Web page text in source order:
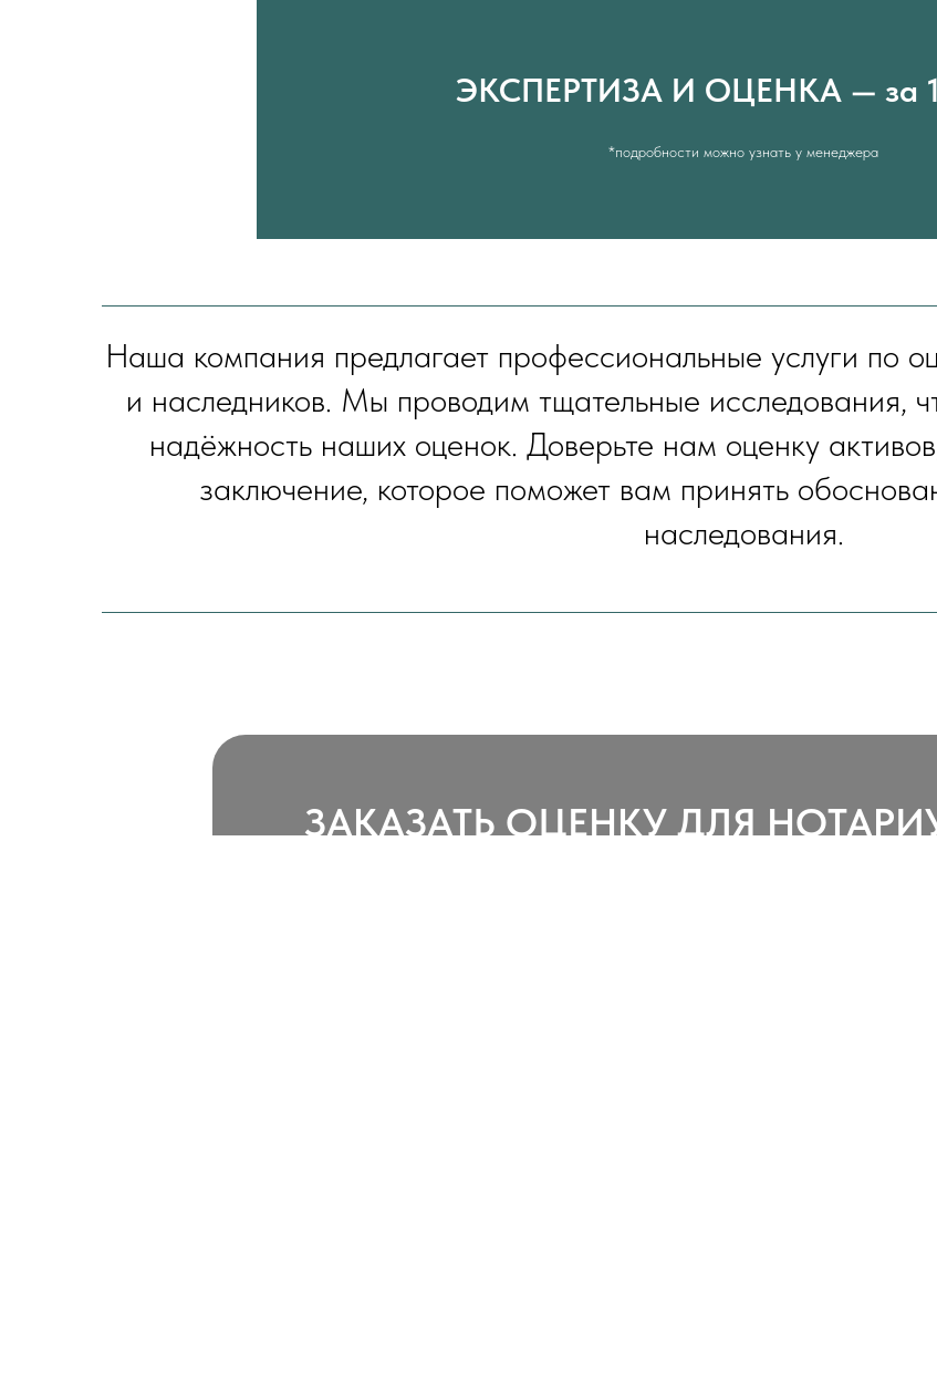
ЭКСПЕРТИЗА И ОЦЕНКА — за 1
*подробности можно узнать у менеджера
Наша компания предлагает профессиональные услуги по
и наследников. Мы проводим тщательные исследования,
надёжность наших оценок. Доверьте нам оценку
заключение, которое поможет вам принять
наследования.
ЗАКАЗАТЬ ОЦЕНКУ ДЛЯ